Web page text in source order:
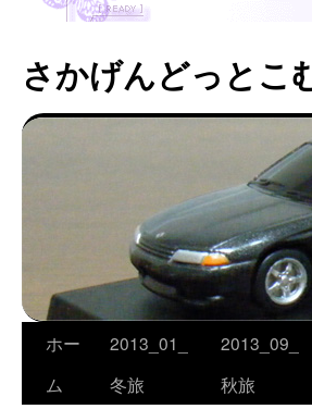
さかげんどっとこ
コホー
ム
2013_01_
冬旅
2013_09_
秋旅